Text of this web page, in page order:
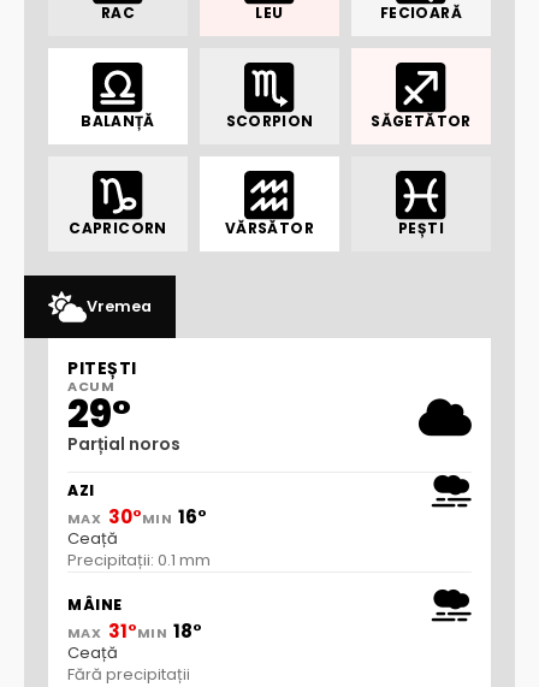
RAC LEU FECIOARĂ
BALANȚĂ SCORPION SĂGETĂTOR
CAPRICORN VĂRSĂTOR PEȘTI
Vremea
PITEȘTI
ACUM
29°
Parțial noros
AZI
MAX 30°MIN 16°
Ceață
Precipitații: 0.1 mm
MÂINE
MAX 31°MIN 18°
Ceață
Fără precipitații